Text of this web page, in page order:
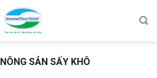
NÔNG SẢN SẤY KHÔ